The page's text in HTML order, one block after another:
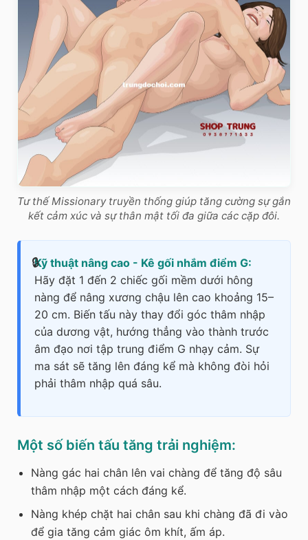
Tư thế Missionary truyền thống giúp tăng cường sự gắn
kết cảm xúc và sự thân mật tối đa giữa các cặp đôi.
Kỹ thuật nâng cao - Kê gối nhắm điểm G:
Hãy đặt 1 đến 2 chiếc gối mềm dưới hông
nàng để nâng xương chậu lên cao khoảng 15–
20 cm. Biến tấu này thay đổi góc thâm nhập
của dương vật, hướng thẳng vào thành trước
âm đạo nơi tập trung điểm G nhạy cảm. Sự
ma sát sẽ tăng lên đáng kể mà không đòi hỏi
phải thâm nhập quá sâu.
Một số biến tấu tăng trải nghiệm:
Nàng gác hai chân lên vai chàng để tăng độ sâu
thâm nhập một cách đáng kể.
Nàng khép chặt hai chân sau khi chàng đã đi vào
để gia tăng cảm giác ôm khít, ấm áp.